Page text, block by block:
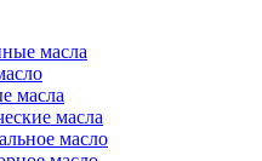
масла
масла
масла
масло